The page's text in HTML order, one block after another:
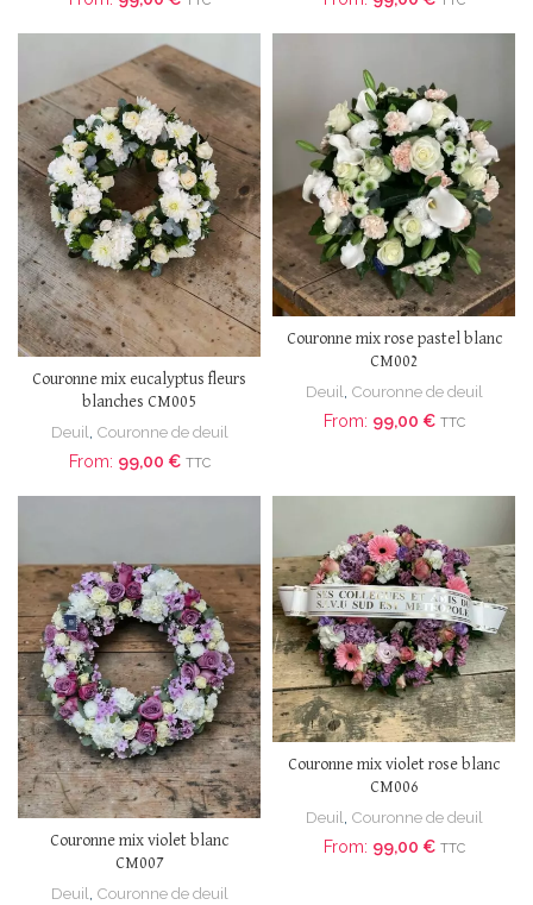
Couronne mix eucalyptus fleurs
blanches CM005
Deuil Couronne de deuil
From: 99,00 € TTC
Couronne mix rose pastel blanc
CM002
Deuil Couronne de deuil
From: 99,00 € TTC
Couronne mix violet blanc
CM007
Deuil, Couronne de deuil
Couronne mix violet rose blanc
CM006
Deuil Couronne de deuil
From: 99,00 € TTC